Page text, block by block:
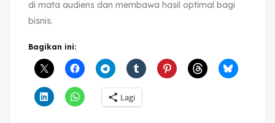
di mata audiens dan membawa hasil optimal bagi
bisnis.
Bagikan ini:
Lagi